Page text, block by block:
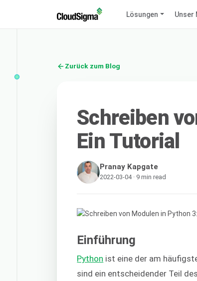
Lösungen Unser
Zurück zum Blog
Schreiben
Ein Tutorial
Pranay Kapgate
2022-03-04 · 9 min read
Einführung
Python ist eine der am
sind ein entscheidender Teil